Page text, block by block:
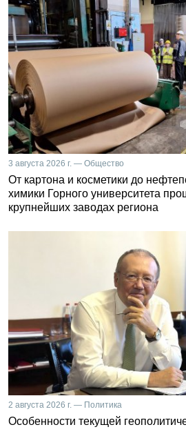
3 августа 2026 г. — Общество
От картона и косметики до
химики Горного университета
крупнейших заводах региона
2 августа 2026 г. — Политика
Особенности текущей